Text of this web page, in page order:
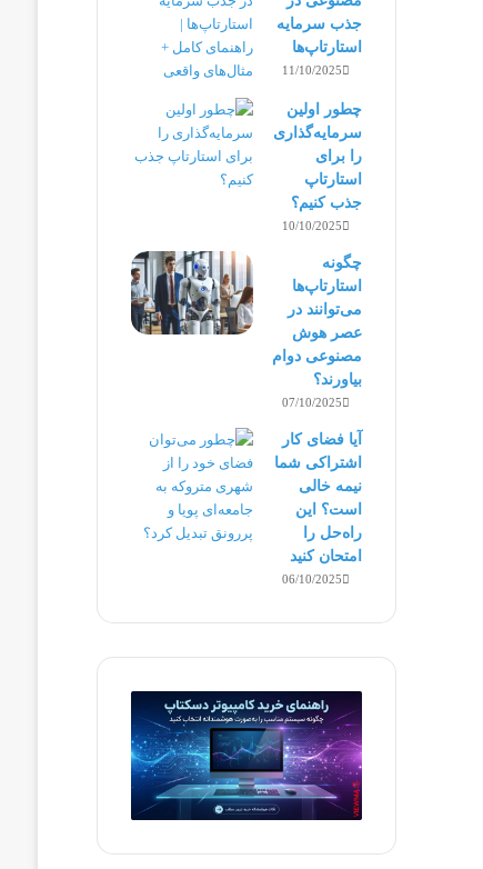
جذب سرمایه
استارتاپ‌ها
11/10/2025
چطور اولین
سرمایه‌گذاری
را برای
استارتاپ
جذب کنیم؟
10/10/2025
چگونه
استارتاپ‌ها
می‌توانند در
عصر هوش
مصنوعی دوام
بیاورند؟
07/10/2025
آیا فضای کار
اشتراکی شما
نیمه‌ خالی
است؟ این
راه‌حل را
امتحان کنید
06/10/2025